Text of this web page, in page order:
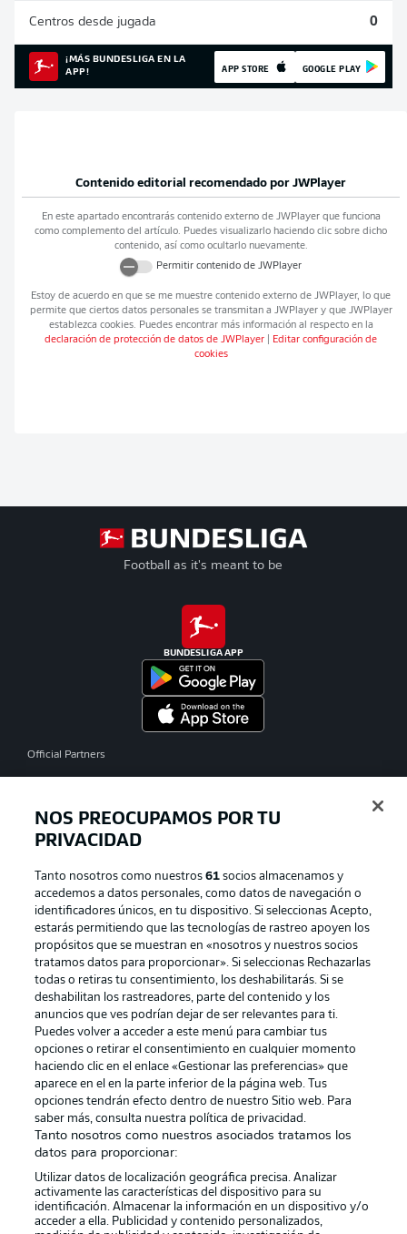
Centros desde jugada 0
¡MÁS BUNDESLIGA EN LA
APP!
APP STORE GOOGLE PLAY
Contenido editorial recomendado por JWPlayer
En este apartado encontrarás contenido externo de JWPlayerque funciona
como complemento del artículo. Puedes visualizarlo haciendo clic sobre dicho
contenido, así como ocultarlo nuevamente.
Permitir contenido de JWPlayer
Estoy de acuerdo en que se me muestre contenido externo de JWPlayer, lo que
permite que ciertos datos personales se transmitan a JWPlayery que JWPlayer
establezca cookies. Puedes encontrar más información al respecto en la
declaración de protección de datos de JWPlayer
Editar configuración de
cookies
Football as it's meant to be
BUNDESLIGA APP
Official Partners
Publicidad Aviso legal
Gestionar las preferencias Declaracion de privacidad
Canales Trabajos
Jugadores Condiciones de uso
Sello Editorial Contacto
NOS PREOCUPAMOS POR TU
PRIVACIDAD
Tanto nosotros como nuestros61 socios almacenamos y
accedemos a datos personales, como datos de navegación o
identificadores únicos, en tu dispositivo. Si seleccionas Acepto,
estarás permitiendo que las tecnologías de rastreo apoyen los
propósitos que se muestran en «nosotros y nuestros socios
tratamos datos para proporcionar». Si seleccionas Rechazarlas
todas o retiras tu consentimiento, los deshabilitarás. Si se
deshabilitan los rastreadores, parte del contenido y los
anuncios que ves podrían dejar de ser relevantes para ti.
Puedes volver a acceder a este menú para cambiar tus
opciones o retirar el consentimiento en cualquier momento
haciendo clic en el enlace «Gestionar las preferencias» que
aparece en el en la parte inferior de la página web. Tus
opciones tendrán efecto dentro de nuestro Sitio web. Para
saber más, consulta nuestra política de privacidad.
Tanto nosotros como nuestros asociados tratamos los
datos para proporcionar:
Utilizar datos de localización geográfica precisa. Analizar
activamente las características del dispositivo para su
identificación. Almacenar la información en un dispositivo y/o
acceder a ella. Publicidad y contenido personalizados,